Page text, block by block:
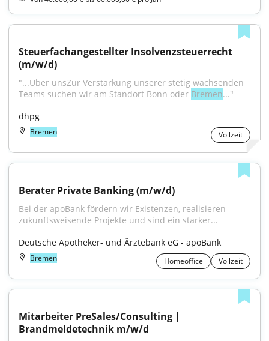
Steuerfachangestellter Insolvenzsteuerrecht
(m/w/d)
"...Über unsZur Verstärkung unserer stetig wachsenden
Teams suchen wir am Standort Bonn oder Bremen..."
dhpg
Bremen Vollzeit
Berater Private Banking (m/w/d)
Bei der apoBank fördern wir Existenzen, realisieren
zukunftsweisende Projekte und sind ein starker...
Deutsche Apotheker- und Ärztebank eG - apoBank
Bremen Homeoffice Vollzeit
Mitarbeiter PreSales/Consulting |
Brandmeldetechnik m/w/d